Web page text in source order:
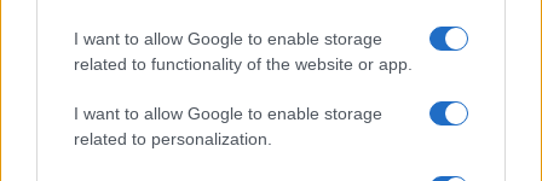
I want to allow Google to enable storage
related to functionality of the website or app.
I want to allow Google to enable storage
related to personalization.
42,18
44,08
41,76
40,93